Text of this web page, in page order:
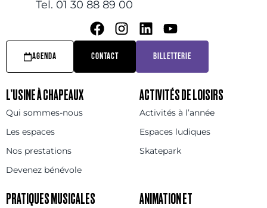
Tel. 01 30 88 89 00
AGENDA CONTACT BILLETTERIE
L’USINE À CHAPEAUX
Qui sommes-nous
Les espaces
Nos prestations
Devenez bénévole
ACTIVITÉS DE LOISIRS
Activités à l’année
Espaces ludiques
Skatepark
PRATIQUES MUSICALES
ANIMATION ET